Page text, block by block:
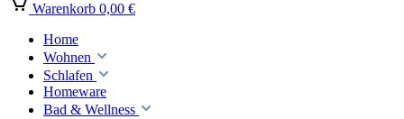
Warenkorb 0,00 €
Home
Wohnen
Schlafen
Homeware
Bad & Wellness